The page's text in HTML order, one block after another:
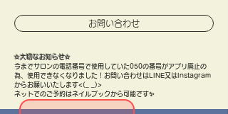
お問い合わせ
​✫大切なお知らせ✫
​今までサロンの電話番号で使用していた050の番号がアプリ廃止の
為、使用できなくなりました！お問い合わせはLINE又はInstagram
​からお願いいたします<(_ _)>
ネットでのご予約はネイルブックから可能です✨